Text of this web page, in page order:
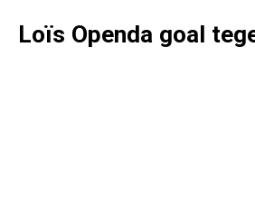
Loïs Openda goal